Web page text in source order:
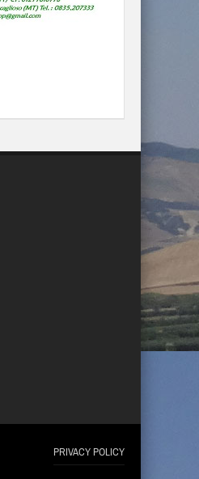
PRIVACY POLICY